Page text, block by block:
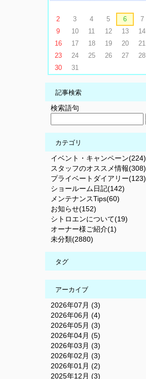
2
3 4 5 6 7
9
10 11 12 13 14
16
17 18 19 20 21
23
24 25 26 27 28
30
31
記事検索
検索語句
カテゴリ
イベント・キャンペーン(224)
スタッフのオススメ情報(308)
プライベートダイアリー(123)
ショールーム日記(142)
メンテナンスTips(60)
お知らせ(152)
シトロエンについて(19)
オーナー様ご紹介(1)
未分類(2880)
タグ
アーカイブ
2026年07月 (3)
2026年06月 (4)
2026年05月 (3)
2026年04月 (5)
2026年03月 (3)
2026年02月 (3)
2026年01月 (2)
2025年12月 (3)